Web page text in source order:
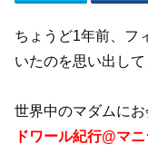
ちょうど1年前、フ
いたのを思い出して
世界中のマダムに
ドワール紀行@マニ